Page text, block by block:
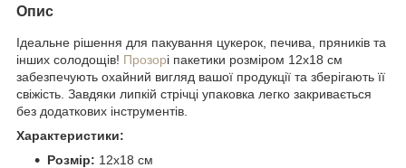
Опис
Ідеальне рішення для пакування цукерок, печива, пряників та
інших солодощів! Прозорі пакетики розміром 12х18 см
забезпечують охайний вигляд вашої продукції та зберігають її
свіжість. Завдяки липкій стрічці упаковка легко закривається
без додаткових інструментів.
Характеристики:
Розмір: 12х18 см